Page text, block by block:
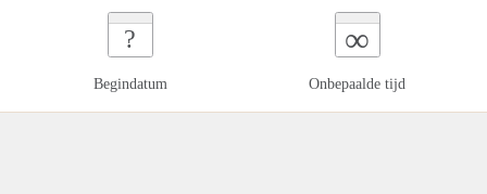
?
Begindatum
∞
Onbepaalde tijd